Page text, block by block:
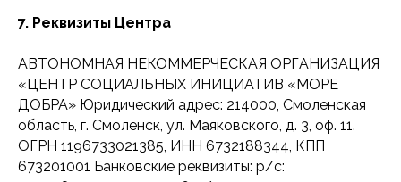
7. Реквизиты Центра
АВТОНОМНАЯ НЕКОММЕРЧЕСКАЯ ОРГАНИЗАЦИЯ
«ЦЕНТР СОЦИАЛЬНЫХ ИНИЦИАТИВ «МОРЕ
ДОБРА» Юридический адрес: 214000, Смоленская
область, г. Смоленск, ул. Маяковского, д. 3, оф. 11.
ОГРН 1196733021385, ИНН 6732188344, КПП
673201001 Банковские реквизиты: р/с:
Пожертвовать
Цели
Ценности
Новости
Детям и подросткам
в трудной жизненной
Адресная помощь
Мероприятия
Мерч
О нас